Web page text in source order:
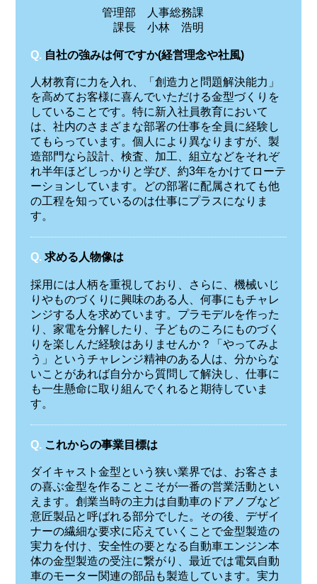
管理部 人事総務課
課長 小林 浩明
Q. 自社の強みは何ですか(経営理念や社風)
人材教育に力を入れ、「創造力と問題解決能力」
を高めてお客様に喜んでいただける金型づくりを
していることです。特に新入社員教育において
は、社内のさまざまな部署の仕事を全員に経験し
てもらっています。個人により異なりますが、製
造部門なら設計、検査、加工、組立などをそれぞ
れ半年ほどしっかりと学び、約3年をかけてローテ
ーションしています。どの部署に配属されても他
の工程を知っているのは仕事にプラスになりま
す。
Q. 求める人物像は
採用には人柄を重視しており、さらに、機械いじ
りやものづくりに興味のある人、何事にもチャレ
ンジする人を求めています。プラモデルを作った
り、家電を分解したり、子どものころにものづく
りを楽しんだ経験はありませんか？「やってみよ
う」というチャレンジ精神のある人は、分からな
いことがあれば自分から質問して解決し、仕事に
も一生懸命に取り組んでくれると期待していま
す。
Q. これからの事業目標は
ダイキャスト金型という狭い業界では、お客さま
の喜ぶ金型を作ることこそが一番の営業活動とい
えます。創業当時の主力は自動車のドアノブなど
意匠製品と呼ばれる部分でした。その後、デザイ
ナーの繊細な要求に応えていくことで金型製造の
実力を付け、安全性の要となる自動車エンジン本
体の金型製造の受注に繋がり、最近では電気自動
車のモーター関連の部品も製造しています。実力